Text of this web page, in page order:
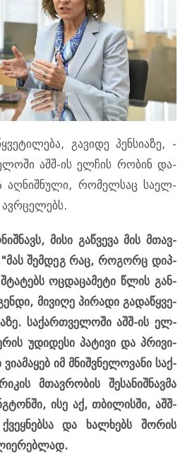
გა­ვი­დე პენ­სი­ა­ზე, -
აშშ-ის ელ­ჩის რო­ბინ და­
აღ­ნიშ­ნუ­ლი, რო­მელ­საც სა­ელ­
მისი გაწ­ვე­ვა მის მთავ­
შემ­დეგ რაც, რო­გორც დიპ­
ოც­და­ცა­მე­ტი წლის გან­
მი­ვი­ღე პი­რა­დი გა­და­წყვე­
სა­ქარ­თვე­ლო­ში აშშ-ის ელ­
უდი­დე­სი პა­ტი­ვი და პრი­ვი­
იმ მნიშ­ვნე­ლო­ვა­ნი საქ­
მთავ­რო­ბის შე­სა­ნიშ­ნავ­მა
ისე აქ, თბი­ლის­ში, აშშ-
და ხალ­ხებს შო­რის